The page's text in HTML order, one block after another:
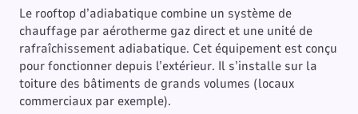
Le rooftop d’adiabatique combine un système de
chauffage par aérotherme gaz direct et une unité de
rafraîchissement adiabatique. Cet équipement est conçu
pour fonctionner depuis l’extérieur. Il s’installe sur la
toiture des bâtiments de grands volumes (locaux
commerciaux par exemple).